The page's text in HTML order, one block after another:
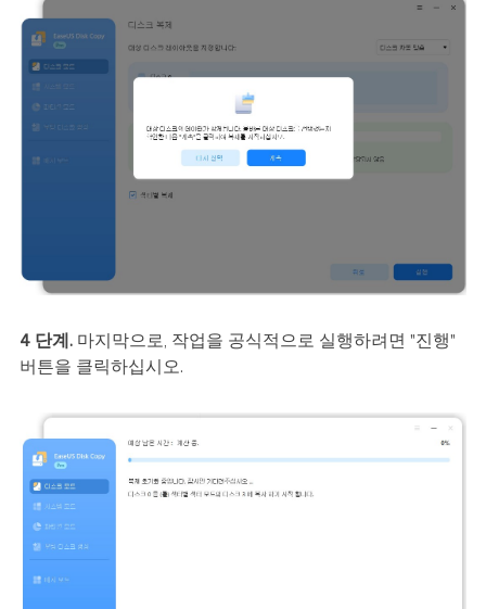
4 단계.마지막으로, 작업을 공식적으로 실행하려면 "진행"
버튼을 클릭하십시오.